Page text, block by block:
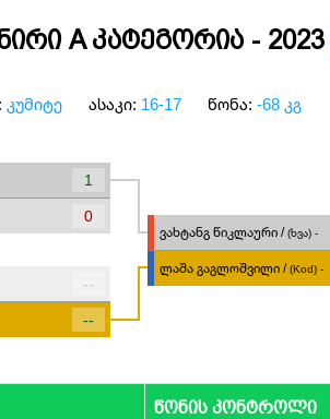
A კატეგორია -
კუმიტე ასაკი: 16-17 წონა:-68 კგ
1
0
--
--
ვახტანგ წიკლაური /(ხვა) -
ლაშა გაგლოშვილი /(Kod) -
წონის კონტროლი